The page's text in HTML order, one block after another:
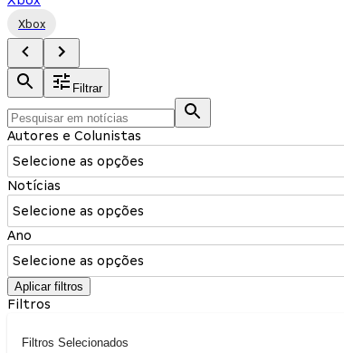
Xbox
Filtrar
Autores e Colunistas
Selecione as opções
Notícias
Selecione as opções
Ano
Selecione as opções
Aplicar filtros
Filtros
Filtros Selecionados